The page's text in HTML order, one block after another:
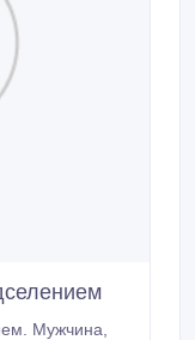
Мужчина,